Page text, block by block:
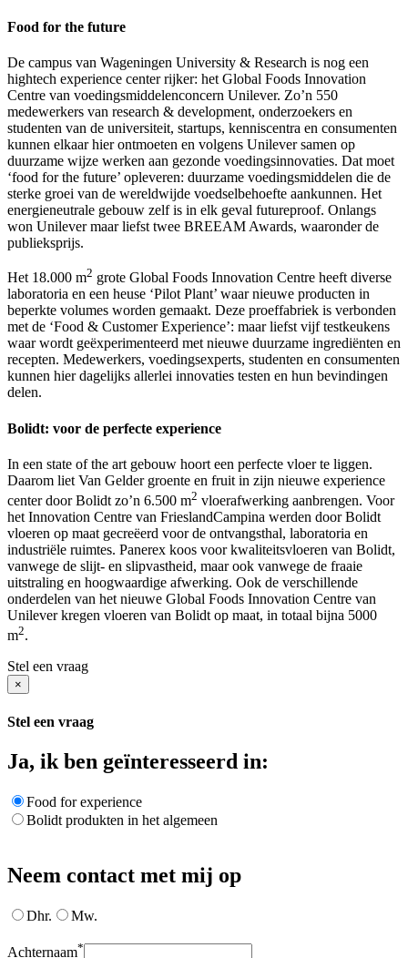
Food for the future
De campus van Wageningen University & Research is nog een
hightech experience center rijker: het Global Foods Innovation
Centre van voedingsmiddelenconcern Unilever. Zo’n 550
medewerkers van research & development, onderzoekers en
studenten van de universiteit, startups, kenniscentra en consumenten
kunnen elkaar hier ontmoeten en volgens Unilever samen op
duurzame wijze werken aan gezonde voedingsinnovaties. Dat moet
‘food for the future’ opleveren: duurzame voedingsmiddelen die de
sterke groei van de wereldwijde voedselbehoefte aankunnen. Het
energieneutrale gebouw zelf is in elk geval futureproof. Onlangs
won Unilever maar liefst twee BREEAM Awards, waaronder de
publieksprijs.
Het 18.000 m2 grote Global Foods Innovation Centre heeft diverse
laboratoria en een heuse ‘Pilot Plant’ waar nieuwe producten in
beperkte volumes worden gemaakt. Deze proeffabriek is verbonden
met de ‘Food & Customer Experience’: maar liefst vijf testkeukens
waar wordt geëxperimenteerd met nieuwe duurzame ingrediënten en
recepten. Medewerkers, voedingsexperts, studenten en consumenten
kunnen hier dagelijks allerlei innovaties testen en hun bevindingen
delen.
Bolidt: voor de perfecte experience
In een state of the art gebouw hoort een perfecte vloer te liggen.
Daarom liet Van Gelder groente en fruit in zijn nieuwe experience
center door Bolidt zo’n 6.500 m2 vloerafwerking aanbrengen. Voor
het Innovation Centre van FrieslandCampina werden door Bolidt
vloeren op maat gecreëerd voor de ontvangsthal, laboratoria en
industriële ruimtes. Panerex koos voor kwaliteitsvloeren van Bolidt,
vanwege de slijt- en slipvastheid, maar ook vanwege de fraaie
uitstraling en hoogwaardige afwerking. Ook de verschillende
onderdelen van het nieuwe Global Foods Innovation Centre van
Unilever kregen vloeren van Bolidt op maat, in totaal bijna 5000
m2.
Stel een vraag
×
Stel een vraag
Ja, ik ben geïnteresseerd in:
Food for experience
Bolidt produkten in het algemeen
Neem contact met mij op
Dhr. Mw.
Achternaam*